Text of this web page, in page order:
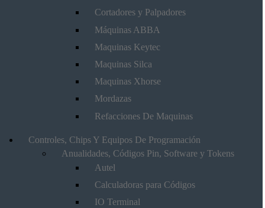
Cortadores y Palpadores
Máquinas ABBA
Maquinas Keytec
Maquinas Silca
Maquinas Xhorse
Mordazas
Refacciones De Maquinas
Controles, Chips Y Equipos De Programación
Anualidades, Códigos Pin, Software y Tokens
Autel
Calculadoras para Códigos
IO Terminal